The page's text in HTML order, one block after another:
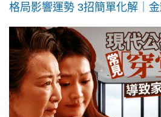
格局影響運勢 3招簡單化解｜